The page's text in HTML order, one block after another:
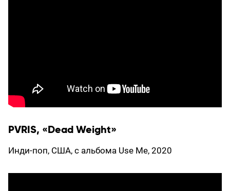
PVRIS, «Dead Weight»
Инди-поп, США, с альбома Use Me, 2020